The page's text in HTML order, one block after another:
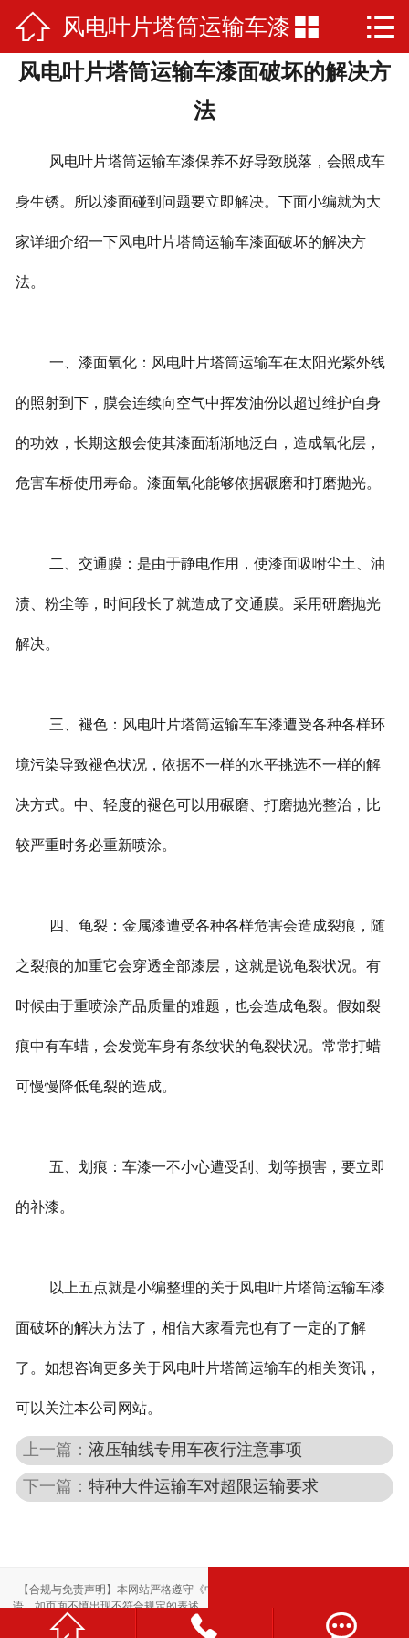
 网站首页
公司简介
厂房厂景
荣誉资质
 风电叶片塔筒运输车漆
面破坏的解决方法
 
风电叶片塔筒运输车漆面破坏的解决方
法
风电叶片塔筒运输车漆保养不好导致脱落，会照成车
身生锈。所以漆面碰到问题要立即解决。下面小编就为大
家详细介绍一下风电叶片塔筒运输车漆面破坏的解决方
法。
一、漆面氧化：风电叶片塔筒运输车在太阳光紫外线
的照射到下，膜会连续向空气中挥发油份以超过维护自身
的功效，长期这般会使其漆面渐渐地泛白，造成氧化层，
危害车桥使用寿命。漆面氧化能够依据碾磨和打磨抛光。
二、交通膜：是由于静电作用，使漆面吸咐尘土、油
渍、粉尘等，时间段长了就造成了交通膜。采用研磨抛光
解决。
三、褪色：风电叶片塔筒运输车车漆遭受各种各样环
境污染导致褪色状况，依据不一样的水平挑选不一样的解
决方式。中、轻度的褪色可以用碾磨、打磨抛光整治，比
较严重时务必重新喷涂。
四、龟裂：金属漆遭受各种各样危害会造成裂痕，随
之裂痕的加重它会穿透全部漆层，这就是说龟裂状况。有
时候由于重喷涂产品质量的难题，也会造成龟裂。假如裂
痕中有车蜡，会发觉车身有条纹状的龟裂状况。常常打蜡
可慢慢降低龟裂的造成。
五、划痕：车漆一不小心遭受刮、划等损害，要立即
的补漆。
以上五点就是小编整理的关于风电叶片塔筒运输车漆
面破坏的解决方法了，相信大家看完也有了一定的了解
了。如想咨询更多关于风电叶片塔筒运输车的相关资讯，
可以关注本公司网站。
上一篇：液压轴线专用车夜行注意事项
下一篇：特种大件运输车对超限运输要求
  
【合规与免责声明】本网站严格遵守《中华人民共和国广告法》，尽力规范用
语。如页面不慎出现不符合规定的表述，敬请联系我们，将立即更正；相关内容
仅供参考，不构成交易依据。